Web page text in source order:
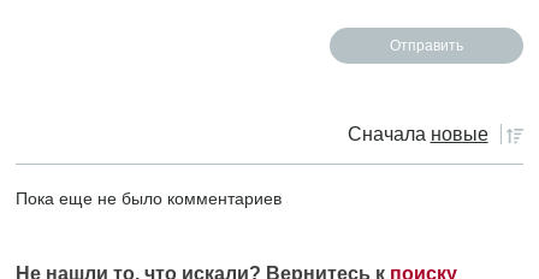
Сначала новые
Пока еще не было комментариев
Не нашли то, что искали? Вернитесь к поиску